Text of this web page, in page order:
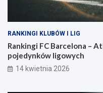
RANKINGI KLUBÓW I LIG
Rankingi FC Barcelona –
pojedynków ligowych
14 kwietnia 2026